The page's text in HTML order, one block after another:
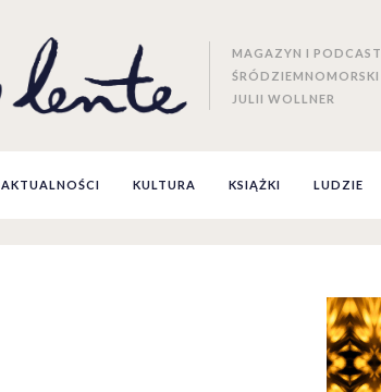
MAGAZYN I PODCAST
ŚRÓDZIEMNOMORSKI
JULII WOLLNER
AKTUALNOŚCI KULTURA KSIĄŻKI LUDZIE